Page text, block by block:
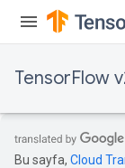
TensorFlow
Bu sayfa, Cloud